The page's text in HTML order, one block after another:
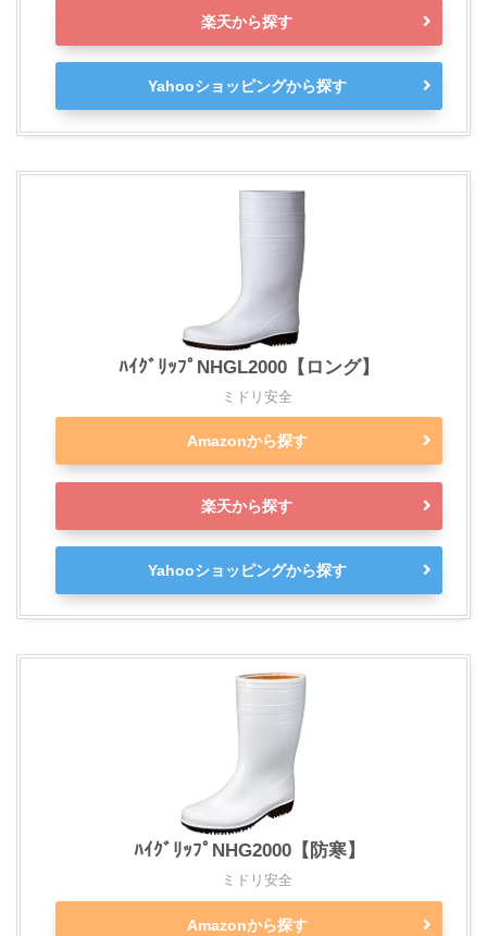
楽天から探す
Yahooショッピングから探す
ﾊｲｸﾞﾘｯﾌﾟNHGL2000【ロング】
ミドリ安全
Amazonから探す
楽天から探す
Yahooショッピングから探す
ﾊｲｸﾞﾘｯﾌﾟNHG2000【防寒】
ミドリ安全
Amazonから探す